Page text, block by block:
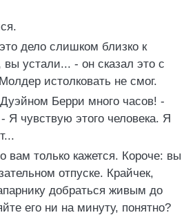
дело слишком близко к
вы устали... - он сказал это с
истолковать не смог.
Берри много часов! -
Я чувствую этого человека. Я
вам только кажется. Короче: вы
отпуске. Крайчек,
добраться живым до
его ни на минуту, понятно?